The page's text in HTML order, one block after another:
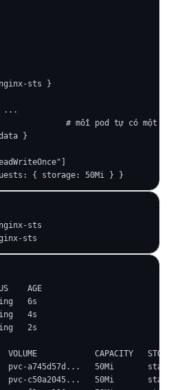
sts }
...
# mỗi pod tự có một
}
sts
AGE
6s
4s
2s
CAPACITY
pvc-a745d57d...   50Mi
pvc-c50a2045...   50Mi